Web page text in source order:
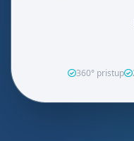
360° pristup